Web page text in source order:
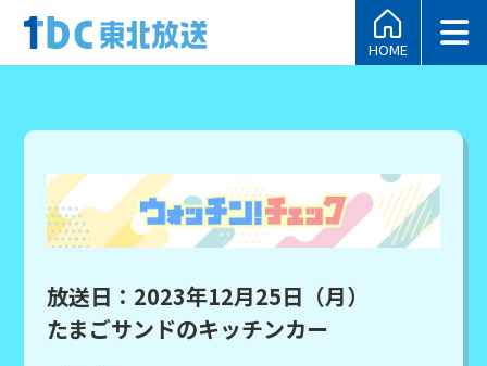
HOME
放送日：2023年12月25日（月）
たまごサンドのキッチンカー